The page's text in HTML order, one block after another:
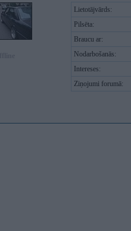
Lietotājvārds:
Pilsēta:
Braucu ar:
Nodarbošanās:
Intereses:
Ziņojumi forumā: